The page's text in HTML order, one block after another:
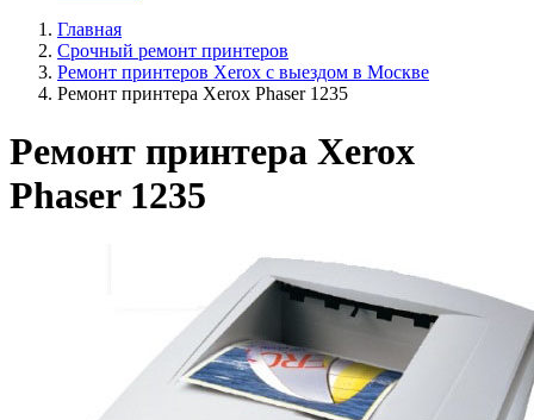
Главная
Срочный ремонт принтеров
Ремонт принтеров Xerox с выездом в Москве
Ремонт принтера Xerox Phaser 1235
Ремонт принтера Xerox
Phaser 1235